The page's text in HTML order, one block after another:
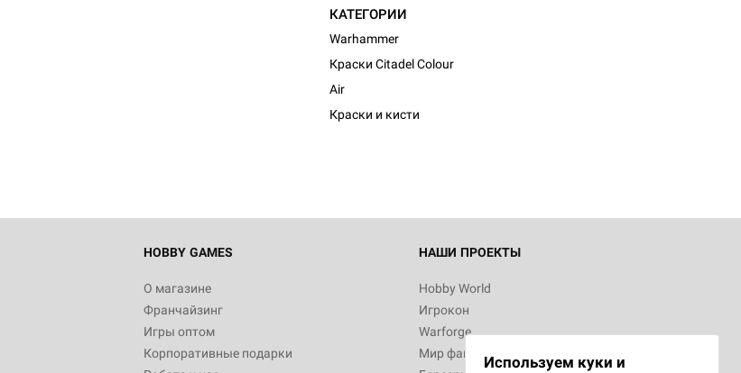
КАТЕГОРИИ
Warhammer
Краски Citadel Colour
Air
Краски и кисти
HOBBY GAMES
О магазине
Франчайзинг
Игры оптом
Корпоративные подарки
НАШИ ПРОЕКТЫ
Hobby World
Игрокон
Warforge
Мир фантастикиИспользуем куки и